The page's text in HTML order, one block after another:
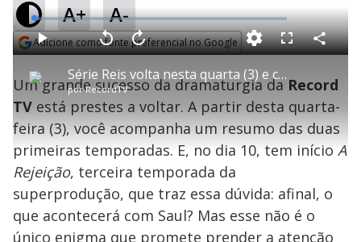
A+ A-
Adicione como fonte preferencial no Google
P
l
a
y
Série Reis volta nesta quarta (3) e começa a mostrar o destino de Saul
porRecordTV
P V
l
t
a
r
0
n
d
s
A
n
ç
a
1
s
e
u
n
o
M
L
o
a
d
e
:
2
.
0
3
%
F
c
e
n
C
o
a
r
i
a
Um grande sucesso da dramaturgia daRecord
TV está prestes a voltar. A partir desta quarta-
feira (3), você acompanha um resumo das duas
primeiras temporadas. E, no dia 10, tem início A
Rejeição, terceira temporada da
superprodução, que traz essa dúvida: afinal, o
que acontecerá com Saul? Mas esse não é o
único enigma que promete prender a atenção